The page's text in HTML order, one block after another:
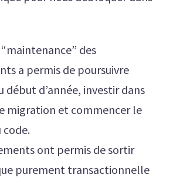
des
a permis de poursuivre
début d’année, investir dans
migration et commencer le
ont permis de sortir
purement transactionnelle